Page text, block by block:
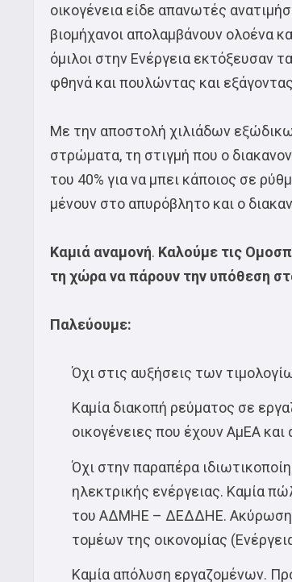
οικογένεια είδε απανωτές
βιομήχανοι απολαμβάνουν ολοένα
όμιλοι στην Ενέργεια εκτόξευσαν
φθηνά και πουλώντας και
Με την αποστολή χιλιάδων
στρώματα, τη στιγμή που ο
του 40% για να μπει κάποιος σε
μένουν στο απυρόβλητο και ο
Καμιά αναμονή. Καλούμε τις
τη χώρα να πάρουν την υπόθεση
Παλεύουμε:
Όχι στις αυξήσεις των
Καμία διακοπή ρεύματος σε
οικογένειες που έχουν ΑμΕΑ
Όχι στην παραπέρα
ηλεκτρικής ενέργειας. Καμία
του ΑΔΜΗΕ – ΔΕΔΔΗΕ. Ακύρωση
τομέων της οικονομίας
Καμία απόλυση εργαζομένων.